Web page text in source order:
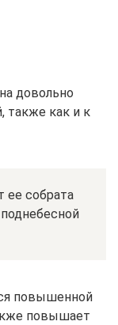
довольно
также как и к
ее собрата
повышенной
повышает